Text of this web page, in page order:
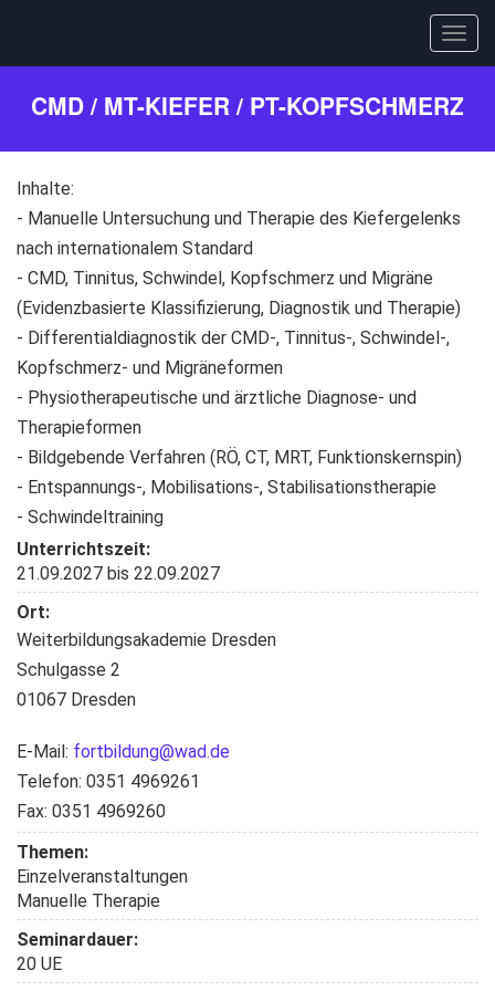
CMD / MT-KIEFER / PT-KOPFSCHMERZ
Inhalte:
- Manuelle Untersuchung und Therapie des Kiefergelenks
nach internationalem Standard
- CMD, Tinnitus, Schwindel, Kopfschmerz und Migräne
(Evidenzbasierte Klassifizierung, Diagnostik und Therapie)
- Differentialdiagnostik der CMD-, Tinnitus-, Schwindel-,
Kopfschmerz- und Migräneformen
- Physiotherapeutische und ärztliche Diagnose- und
Therapieformen
- Bildgebende Verfahren (RÖ, CT, MRT, Funktionskernspin)
- Entspannungs-, Mobilisations-, Stabilisationstherapie
- Schwindeltraining
Unterrichtszeit:
21.09.2027 bis 22.09.2027
Ort:
Weiterbildungsakademie Dresden
Schulgasse 2
01067 Dresden
E-Mail: fortbildung@wad.de
Telefon: 0351 4969261
Fax: 0351 4969260
Themen:
Einzelveranstaltungen
Manuelle Therapie
Seminardauer:
20 UE